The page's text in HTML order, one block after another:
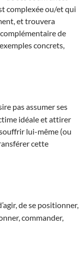
complexée ou/et qui
et trouvera
de
concrets,
pas assumer ses
idéale et attirer
lui-même (ou
cette
de se positionner,
commander,